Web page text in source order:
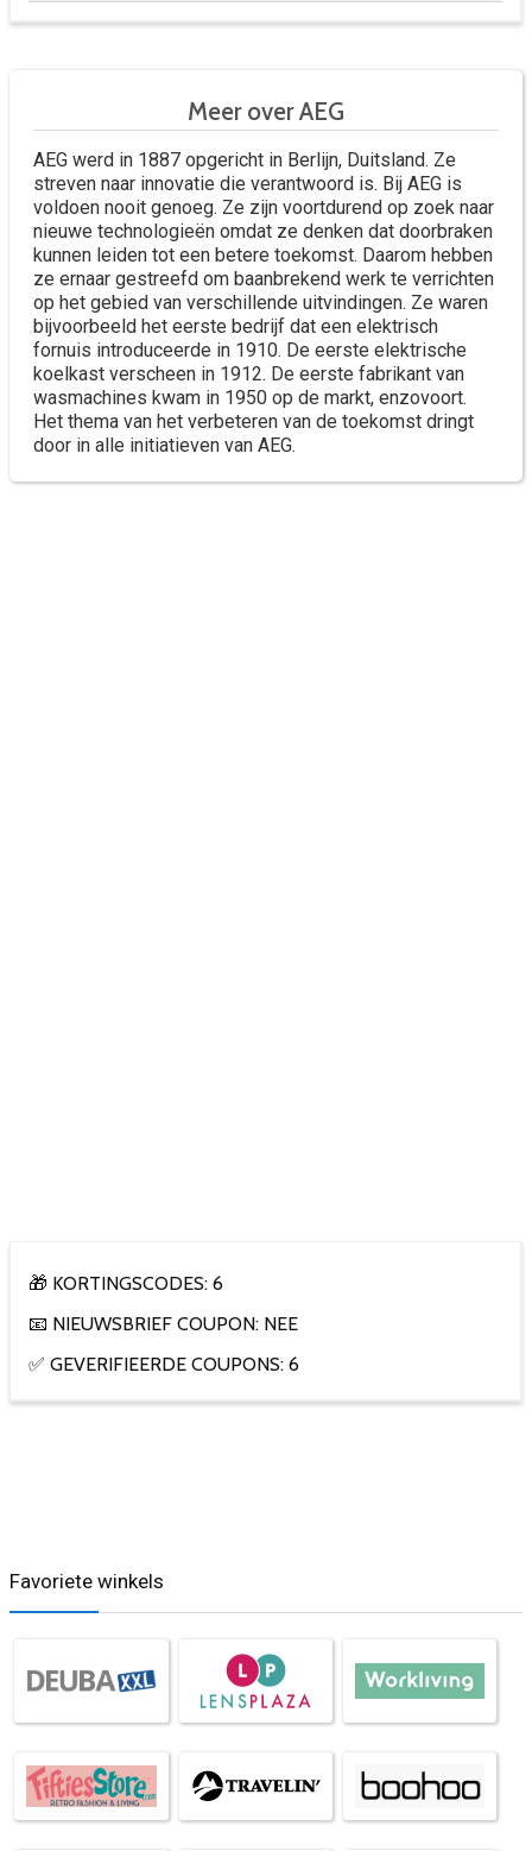
Meer over AEG
AEG werd in 1887 opgericht in Berlijn, Duitsland. Ze
streven naar innovatie die verantwoord is. Bij AEG is
voldoen nooit genoeg. Ze zijn voortdurend op zoek naar
nieuwe technologieën omdat ze denken dat doorbraken
kunnen leiden tot een betere toekomst. Daarom hebben
ze ernaar gestreefd om baanbrekend werk te verrichten
op het gebied van verschillende uitvindingen. Ze waren
bijvoorbeeld het eerste bedrijf dat een elektrisch
fornuis introduceerde in 1910. De eerste elektrische
koelkast verscheen in 1912. De eerste fabrikant van
wasmachines kwam in 1950 op de markt, enzovoort.
Het thema van het verbeteren van de toekomst dringt
door in alle initiatieven van AEG.
🎁 KORTINGSCODES: 6
📧 NIEUWSBRIEF COUPON: NEE
✅ GEVERIFIEERDE COUPONS: 6
Favoriete winkels